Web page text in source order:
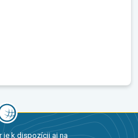
je k dispozícii aj na